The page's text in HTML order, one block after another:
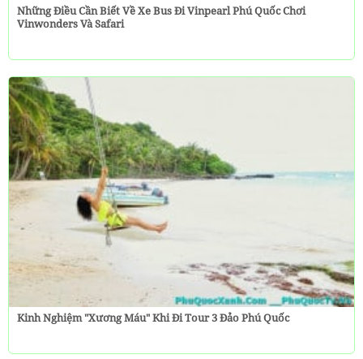
Những Điều Cần Biết Về Xe Bus Đi Vinpearl Phú Quốc Chơi
Vinwonders Và Safari
Kinh Nghiệm "Xương Máu" Khi Đi Tour 3 Đảo Phú Quốc